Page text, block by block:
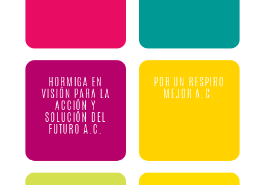
HORMIGA EN
VISIÓN PARA LA
ACCIÓN Y
SOLUCIÓN DEL
FUTURO A.C.
POR UN RESPIRO
MEJOR A.C.